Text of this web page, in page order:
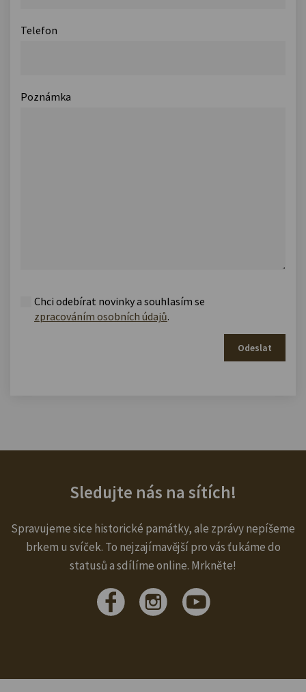
Telefon
Poznámka
Chci odebírat novinky a souhlasím se
zpracováním osobních údajů.
Odeslat
Sledujte nás na sítích!
Spravujeme sice historické památky, ale zprávy nepíšeme
brkem u svíček. To nejzajímavější pro vás ťukáme do
statusů a sdílíme online. Mrkněte!